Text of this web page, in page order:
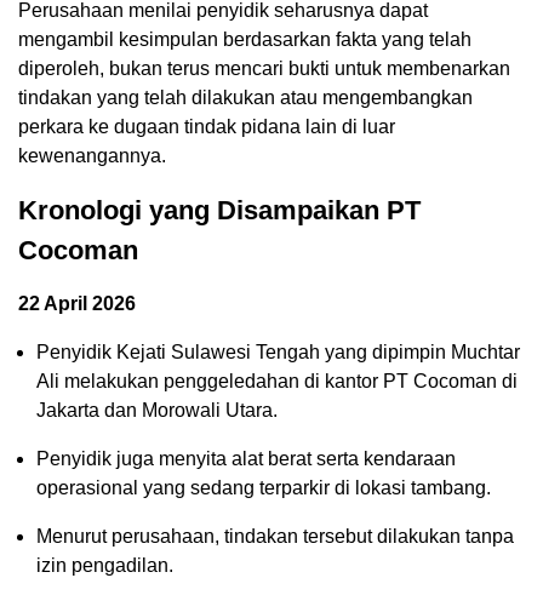
Perusahaan menilai penyidik seharusnya dapat
mengambil kesimpulan berdasarkan fakta yang telah
diperoleh, bukan terus mencari bukti untuk membenarkan
tindakan yang telah dilakukan atau mengembangkan
perkara ke dugaan tindak pidana lain di luar
kewenangannya.
Kronologi yang Disampaikan PT
Cocoman
22 April 2026
Penyidik Kejati Sulawesi Tengah yang dipimpin Muchtar
Ali melakukan penggeledahan di kantor PT Cocoman di
Jakarta dan Morowali Utara.
Penyidik juga menyita alat berat serta kendaraan
operasional yang sedang terparkir di lokasi tambang.
Menurut perusahaan, tindakan tersebut dilakukan tanpa
izin pengadilan.